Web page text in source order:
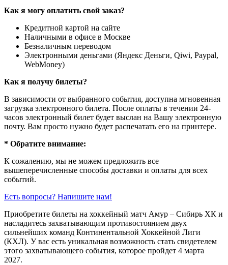
Как я могу оплатить свой заказ?
Кредитной картой на сайте
Наличными в офисе в Москве
Безналичным переводом
Электронными деньгами (Яндекс Деньги, Qiwi, Paypal,
WebMoney)
Как я получу билеты?
В зависимости от выбранного события, доступна мгновенная
загрузка электронного билета. После оплаты в течении 24-
часов электронный билет будет выслан на Вашу электронную
почту. Вам просто нужно будет распечатать его на принтере.
* Обратите внимание:
К сожалению, мы не можем предложить все
вышеперечисленные способы доставки и оплаты для всех
событий.
Есть вопросы? Напишите нам!
Приобретите билеты на хоккейный матч Амур – Сибирь ХК и
насладитесь захватывающим противостоянием двух
сильнейших команд Континентальной Хоккейной Лиги
(КХЛ). У вас есть уникальная возможность стать свидетелем
этого захватывающего события, которое пройдет 4 марта
2027.